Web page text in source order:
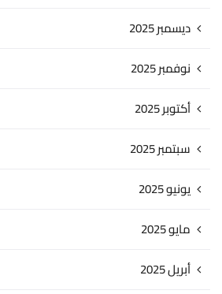
ديسمبر 2025
نوفمبر 2025
أكتوبر 2025
سبتمبر 2025
يونيو 2025
مايو 2025
أبريل 2025